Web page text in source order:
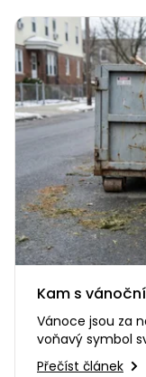
Kam s
Vánoce jsou za
voňavý symbol
pomalu ale jistě
Přečíst článek